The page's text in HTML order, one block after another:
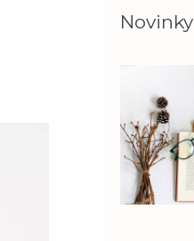
Novinky